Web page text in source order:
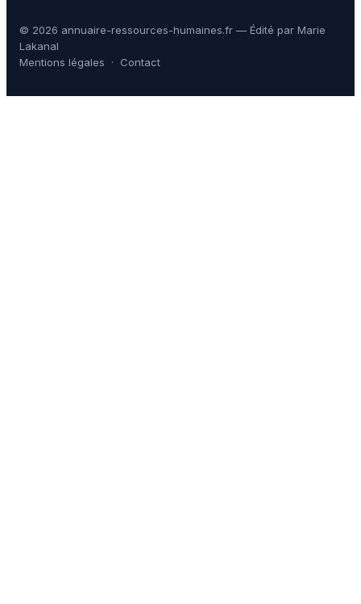
© 2026 annuaire-ressources-humaines.fr — Édité par Marie
Lakanal
Mentions légales · Contact